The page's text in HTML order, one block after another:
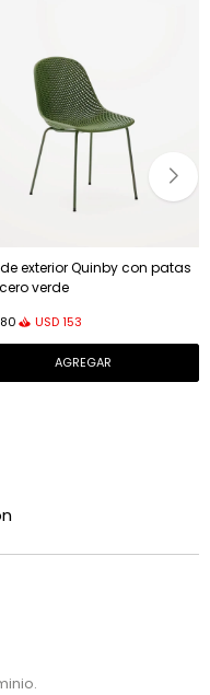
exterior Quinby con patas
verde
USD 153